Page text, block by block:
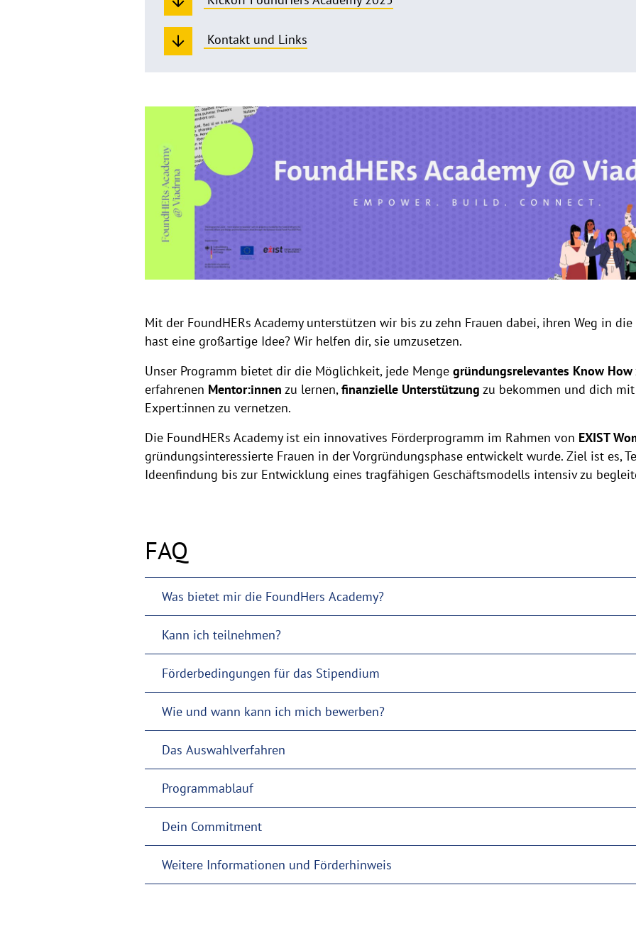
Kontakt und Links
FoundHERs
Academy
@
Viadrina
Mit der FoundHERs Academy unterstützen wir bis zu zehn Frauen dabei, ihren Weg in
hast eine großartige Idee? Wir helfen dir, sie umzusetzen.
Unser Programm bietet dir die Möglichkeit, jede Menge gründungsrelevantes Know How
erfahrenen Mentor:innen zu lernen,finanzielle Unterstützung zu bekommen und dich
Expert:innen zu vernetzen.
Die FoundHERs Academy ist ein innovatives Förderprogramm im Rahmen von EXIST
gründungsinteressierte Frauen in der Vorgründungsphase entwickelt wurde. Ziel ist es,
Ideenfindung bis zur Entwicklung eines tragfähigen Geschäftsmodells intensiv zu
FAQ
Was bietet mir die FoundHers Academy?
Kann ich teilnehmen?
Förderbedingungen für das Stipendium
Wie und wann kann ich mich bewerben?
Das Auswahlverfahren
Programmablauf
Dein Commitment
Weitere Informationen und Förderhinweis